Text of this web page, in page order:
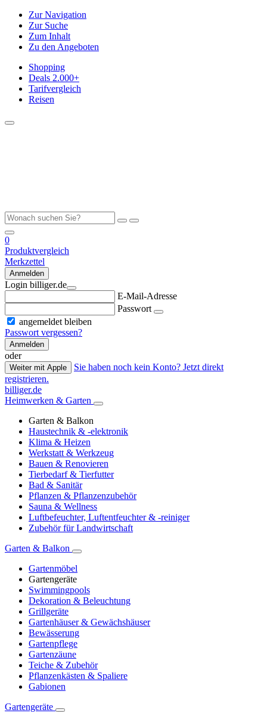
Zur Navigation
Zur Suche
Zum Inhalt
Zu den Angeboten
Shopping
Deals 2.000+
Tarifvergleich
Reisen
0
Produktvergleich
Merkzettel
Anmelden
Login billiger.de
E-Mail-Adresse
Passwort
angemeldet bleiben
Passwort vergessen?
Anmelden
oder
Weiter mit Apple
Sie haben noch kein Konto? Jetzt direkt
registrieren.
billiger.de
Heimwerken & Garten
Garten & Balkon
Haustechnik & -elektronik
Klima & Heizen
Werkstatt & Werkzeug
Bauen & Renovieren
Tierbedarf & Tierfutter
Bad & Sanitär
Pflanzen & Pflanzenzubehör
Sauna & Wellness
Luftbefeuchter, Luftentfeuchter & -reiniger
Zubehör für Landwirtschaft
Garten & Balkon
Gartenmöbel
Gartengeräte
Swimmingpools
Dekoration & Beleuchtung
Grillgeräte
Gartenhäuser & Gewächshäuser
Bewässerung
Gartenpflege
Gartenzäune
Teiche & Zubehör
Pflanzenkästen & Spaliere
Gabionen
Gartengeräte